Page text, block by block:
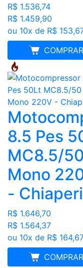
R$ 1.536,74
R$ 1.459,90
ou 10x de R$
COMPRAR
FRETE
8.5 Pes
MC8.5/50
Mono
-
R$ 1.646,70
R$ 1.564,37
ou 10x de R$
COMPRAR
FRETE